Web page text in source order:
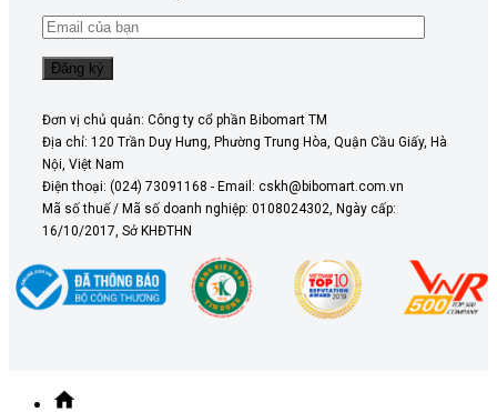
Đơn vị chủ quản: Công ty cổ phần Bibomart TM
Địa chỉ: 120 Trần Duy Hưng, Phường Trung Hòa, Quận Cầu Giấy, Hà
Nội, Việt Nam
Điện thoại: (024) 73091168 - Email: cskh@bibomart.com.vn
Mã số thuế / Mã số doanh nghiệp: 0108024302, Ngày cấp:
16/10/2017, Sở KHĐTHN